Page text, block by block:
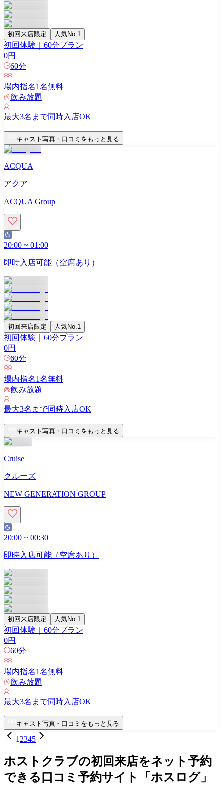
初回来店限定 人気No.1
初回体験｜60分プラン
0円
60分
場内指名1名無料
飲み放題
最大3名まで同時入店OK
キャスト写真・口コミをもっと見る
ACQUA
アクア
ACQUA Group
20:00 ~ 01:00
即時入店可能（空席あり）
初回来店限定 人気No.1
初回体験｜60分プラン
0円
60分
場内指名1名無料
飲み放題
最大3名まで同時入店OK
キャスト写真・口コミをもっと見る
Cruise
クルーズ
NEW GENERATION GROUP
20:00 ~ 00:30
即時入店可能（空席あり）
初回来店限定 人気No.1
初回体験｜60分プラン
0円
60分
場内指名1名無料
飲み放題
最大3名まで同時入店OK
キャスト写真・口コミをもっと見る
1 2345
ホストクラブの初回来店をネット予約
できる口コミ予約サイト「ホスログ」